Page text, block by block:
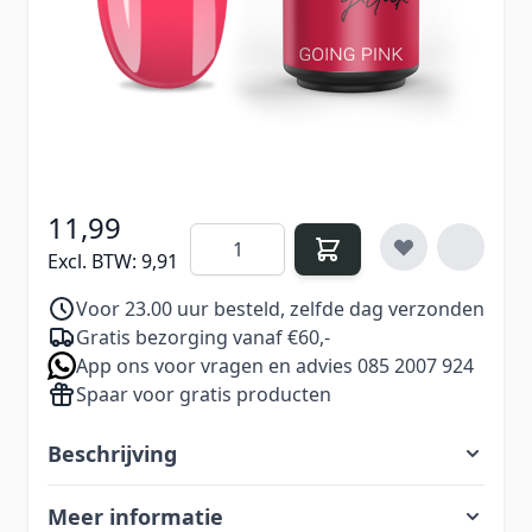
kleur die toch een subtiele zachtheid behoudt.
11,99
Excl. BTW: 9,91
Aantal
Voor 23.00 uur besteld, zelfde dag verzonden
Gratis bezorging vanaf €60,-
App ons voor vragen en advies 085 2007 924
Spaar voor gratis producten
Beschrijving
Meer informatie